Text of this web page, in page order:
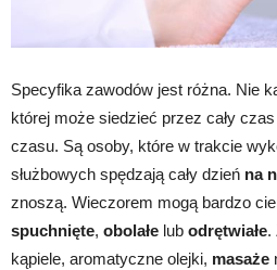
Specyfika zawodów jest różna. Nie
której może siedzieć przez cały
czasu. Są osoby, które w trakcie
służbowych spędzają cały dzień na
znoszą. Wieczorem mogą bardzo
spuchnięte, obolałe lub odrętwiałe.
kąpiele, aromatyczne olejki, masaże